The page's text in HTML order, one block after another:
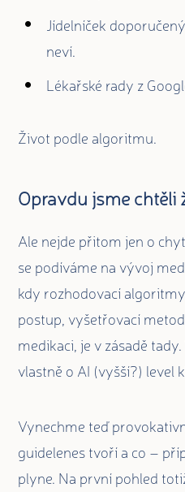
Jídelníček
neví.
Lékařské rady z
Život podle algoritmu.
Opravdu jsme chtěli
Ale nejde přitom jen o
se podíváme na vývoj
kdy rozhodovací
postup, vyšetřovací
medikaci, je v zásadě
vlastně o AI (vyšší?) level
Vynechme teď
guidelenes tvoří a co –
plyne. Na první pohled